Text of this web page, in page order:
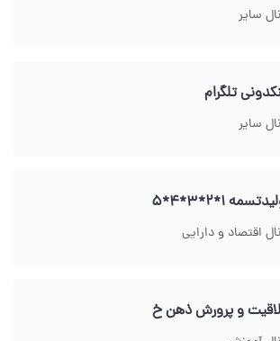
سایر
تلگرام
سایر
1*2*3*4*5
اقتصاد و دارایی
و پرورش ذهن خ